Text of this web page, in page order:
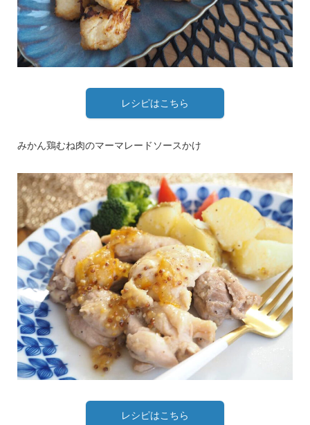
レシピはこちら
みかん鶏むね肉のマーマレードソースかけ
レシピはこちら